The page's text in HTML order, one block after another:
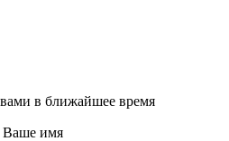
в ближайшее время
Ваше имя